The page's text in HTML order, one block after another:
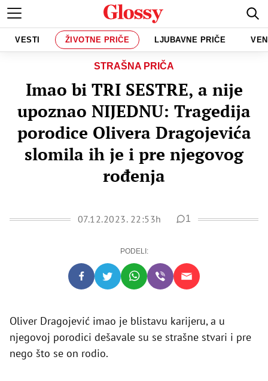
VESTI ŽIVOTNE PRIČE LJUBAVNE PRIČE
STRAŠNA PRIČA
Imao bi TRI SESTRE, a nije
upoznao NIJEDNU: Tragedija
porodice Olivera Dragojevića
slomila ih je i pre njegovog
rođenja
07.12.2023. 22:53h 1
PODELI:
Oliver Dragojević imao je blistavu karijeru, a u
njegovoj porodici dešavale su se strašne stvari i pre
nego što se on rodio.